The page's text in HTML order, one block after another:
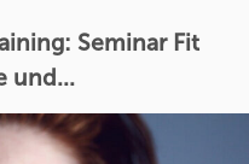
Seminar Fit
und...